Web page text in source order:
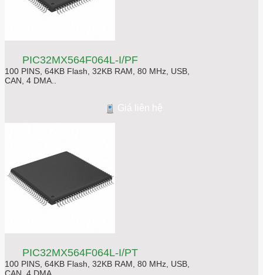
PIC32MX564F064L-I/PF
100 PINS, 64KB Flash, 32KB RAM, 80 MHz, USB,
CAN, 4 DMA..
Giá liên hệ
PIC32MX564F064L-I/PT
100 PINS, 64KB Flash, 32KB RAM, 80 MHz, USB,